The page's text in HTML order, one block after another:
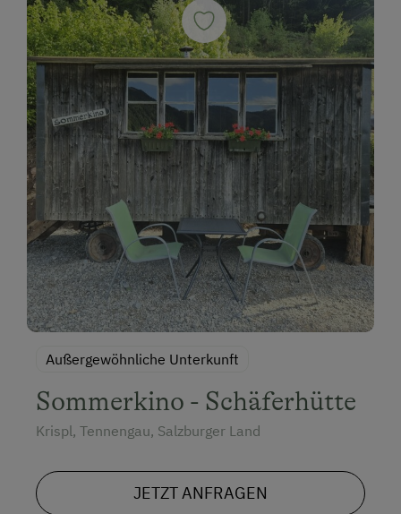
Außergewöhnliche Unterkunft
Sommerkino - Schäferhütte
Krispl, Tennengau, Salzburger Land
JETZT ANFRAGEN